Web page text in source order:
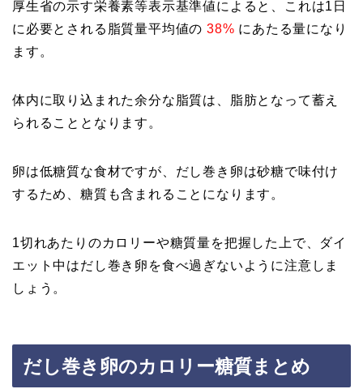
厚生省の示す栄養素等表示基準値によると、これは1日
に必要とされる脂質量平均値の 38% にあたる量になり
ます。
体内に取り込まれた余分な脂質は、脂肪となって蓄え
られることとなります。
卵は低糖質な食材ですが、だし巻き卵は砂糖で味付け
するため、糖質も含まれることになります。
1切れあたりのカロリーや糖質量を把握した上で、ダイ
エット中はだし巻き卵を食べ過ぎないように注意しま
しょう。
だし巻き卵のカロリー糖質まとめ